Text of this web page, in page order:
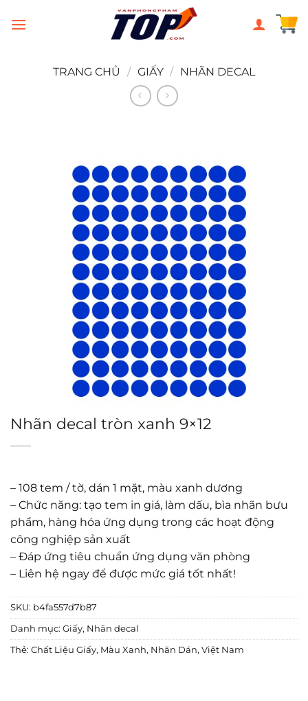
đến
TRANG CHỦ
/ GIẤY / NHÃN DECAL
Nhãn decal tròn xanh 9×12
– 108 tem / tờ, dán 1 mặt, màu xanh dương
– Chức năng: tạo tem in giá, làm dấu, bìa nhãn bưu
phẩm, hàng hóa ứng dụng trong các hoạt động
công nghiệp sản xuất
– Đáp ứng tiêu chuẩn ứng dụng văn phòng
– Liên hệ ngay để được mức giá tốt nhất!
SKU: b4fa557d7b87
Danh mục: Giấy, Nhãn decal
Thẻ: Chất Liệu Giấy, Màu Xanh, Nhãn Dán, Việt Nam